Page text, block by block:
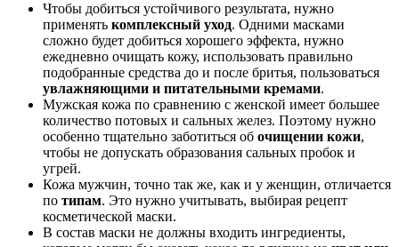
Чтобы добиться устойчивого результата, нужно
применять комплексный уход. Одними масками
сложно будет добиться хорошего эффекта, нужно
ежедневно очищать кожу, использовать правильно
подобранные средства до и после бритья, пользоваться
увлажняющими и питательными кремами.
Мужская кожа по сравнению с женской имеет большее
количество потовых и сальных желез. Поэтому нужно
особенно тщательно заботиться об очищении кожи,
чтобы не допускать образования сальных пробок и
угрей.
Кожа мужчин, точно так же, как и у женщин, отличается
по типам. Это нужно учитывать, выбирая рецепт
косметической маски.
В состав маски не должны входить ингредиенты,